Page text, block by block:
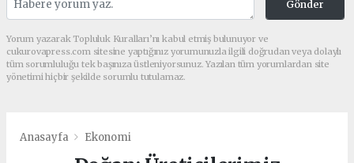
Gönder
Yorum yazarak Topluluk Kuralları’nı kabul etmiş bulunuyor ve
cukurovapress.com sitesine yaptığınız yorumunuzla ilgili doğrudan veya dolaylı
tüm sorumluluğu tek başınıza üstleniyorsunuz. Yazılan tüm yorumlardan site
yönetimi hiçbir şekilde sorumlu tutulamaz.
Anasayfa Ekonomi